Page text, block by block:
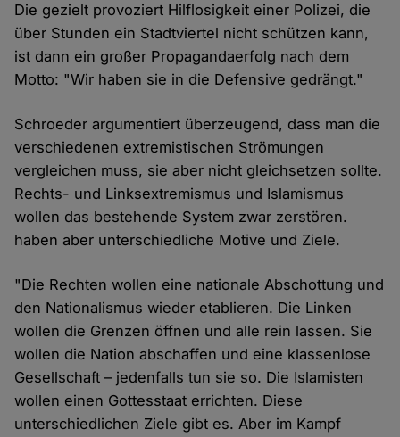
Die gezielt provoziert Hilflosigkeit einer Polizei, die
über Stunden ein Stadtviertel nicht schützen kann,
ist dann ein großer Propagandaerfolg nach dem
Motto: "Wir haben sie in die Defensive gedrängt."
Schroeder argumentiert überzeugend, dass man die
verschiedenen extremistischen Strömungen
vergleichen muss, sie aber nicht gleichsetzen sollte.
Rechts- und Linksextremismus und Islamismus
wollen das bestehende System zwar zerstören.
haben aber unterschiedliche Motive und Ziele.
"Die Rechten wollen eine nationale Abschottung und
den Nationalismus wieder etablieren. Die Linken
wollen die Grenzen öffnen und alle rein lassen. Sie
wollen die Nation abschaffen und eine klassenlose
Gesellschaft – jedenfalls tun sie so. Die Islamisten
wollen einen Gottesstaat errichten. Diese
unterschiedlichen Ziele gibt es. Aber im Kampf